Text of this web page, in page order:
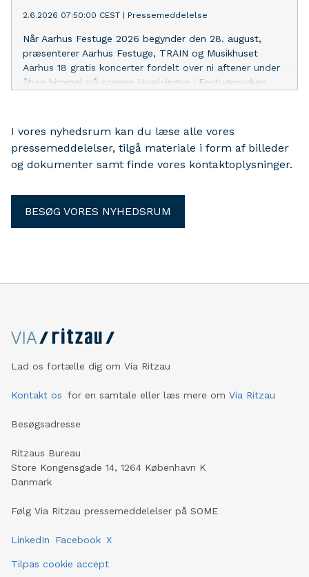
2.6.2026 07:50:00 CEST Pressemeddelelse
Når Aarhus Festuge 2026 begynder den 28. august,
præsenterer Aarhus Festuge, TRAIN og Musikhuset
Aarhus 18 gratis koncerter fordelt over ni aftener under
åben himmel på scenen Hvælvingen i Festugeparken.
I vores nyhedsrum kan du læse alle vores
pressemeddelelser, tilgå materiale i form af billeder
og dokumenter samt finde vores kontaktoplysninger.
BESØG VORES NYHEDSRUM
Lad os fortælle dig om Via Ritzau
Kontakt os for en samtale eller læs mere om Via Ritzau
Besøgsadresse
Ritzaus Bureau
Store Kongensgade 14, 1264 København K
Danmark
Følg Via Ritzau pressemeddelelser på SOME
LinkedIn Facebook X
Tilpas cookie accept